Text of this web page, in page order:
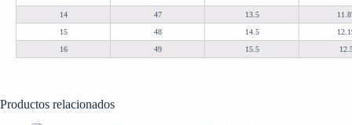
14
47 13.5
15
48 14.5
16
49 15.5
Productos relacionados